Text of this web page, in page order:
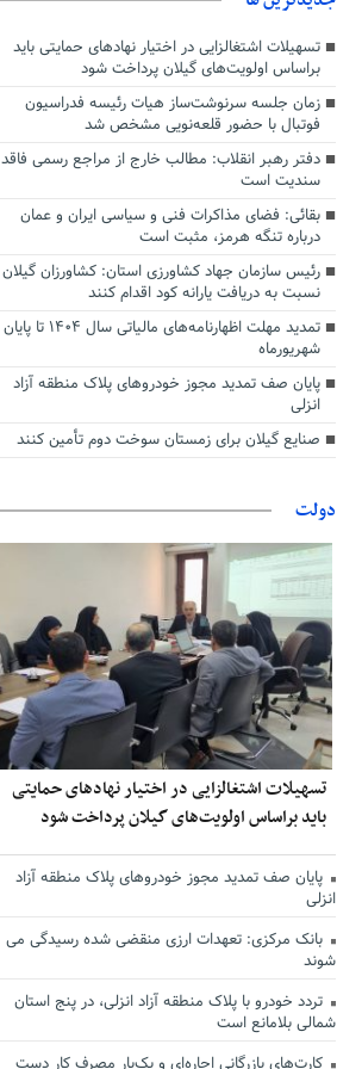
دشواری‌های جنگ گذر کرد
تسهیلات اشتغالزایی در اختیار نهادهای حمایتی باید
براساس اولویت‌های گیلان پرداخت شود
زمان جلسه سرنوشت‌ساز هیات رئیسه فدراسیون
فوتبال با حضور قلعه‌نویی مشخص شد
دفتر رهبر انقلاب: مطالب خارج از مراجع رسمی فاقد
سندیت است
بقائی: فضای مذاکرات فنی و سیاسی ایران و عمان
درباره تنگه هرمز، مثبت است
رئیس سازمان جهاد کشاورزی استان: کشاورزان گیلان
نسبت به دریافت یارانه کود اقدام کنند
تمدید مهلت اظهارنامه‌های مالیاتی سال ۱۴۰۴ تا پایان
شهریورماه
پایان صف تمدید مجوز خودروهای پلاک منطقه آزاد
انزلی
صنایع گیلان برای زمستان سوخت دوم تأمین کنند
دولت
تسهیلات اشتغالزایی در اختیار نهادهای حمایتی
باید براساس اولویت‌های گیلان پرداخت شود
پایان صف تمدید مجوز خودروهای پلاک منطقه آزاد
انزلی
بانک مرکزی: تعهدات ارزی منقضی شده رسیدگی می
شوند
تردد خودرو با پلاک منطقه آزاد انزلی، در پنج استان
شمالی بلامانع است